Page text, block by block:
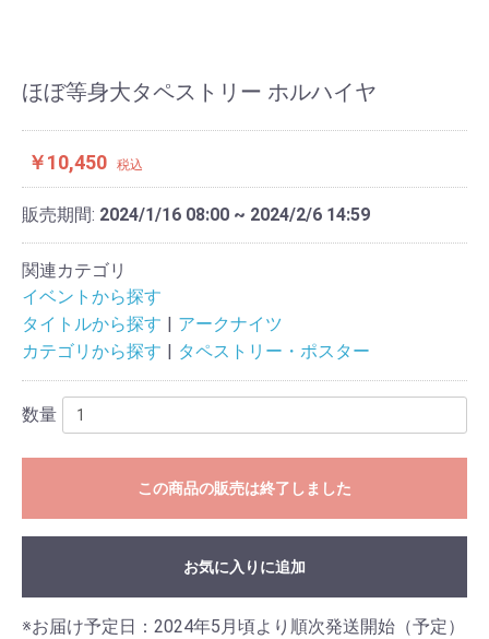
ほぼ等身大タペストリー ホルハイヤ
￥10,450 税込
販売期間: 2024/1/16 08:00 ~ 2024/2/6 14:59
関連カテゴリ
イベントから探す
タイトルから探す
アークナイツ
カテゴリから探す
タペストリー・ポスター
数量
この商品の販売は終了しました
お気に入りに追加